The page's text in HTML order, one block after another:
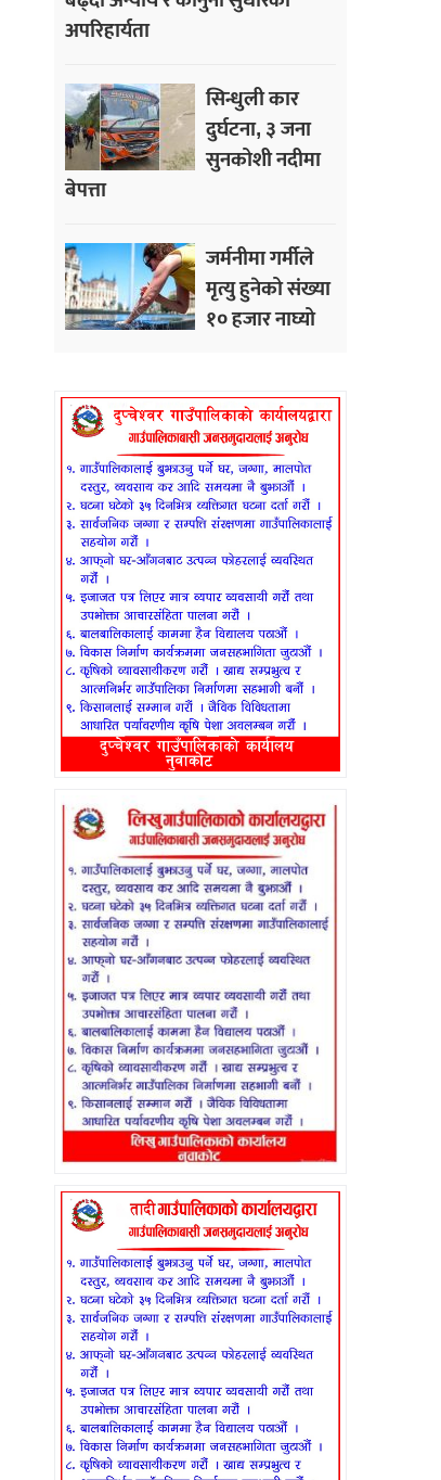
अपरिहार्यता
सिन्धुली कार
दुर्घटना, ३ जना
सुनकोशी नदीमा
बेपत्ता
जर्मनीमा गर्मीले
मृत्यु हुनेको संख्या
१० हजार नाघ्यो